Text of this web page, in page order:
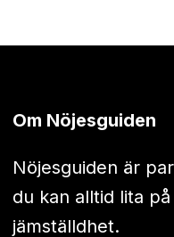
Om Nöjesguiden
Nöjesguiden är
du kan alltid lita
jämställdhet.